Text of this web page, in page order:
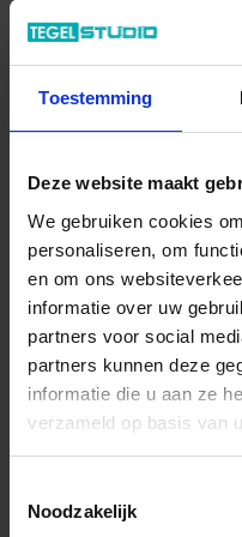
Toestemming
Deze website maakt
We gebruiken cookies
personaliseren, om
en om ons
informatie over uw
partners voor social
partners kunnen deze
informatie die u aan ze
verzameld op basis van
Noodzakelijk
Previous
Art-Nr.: KLIFG23EB60